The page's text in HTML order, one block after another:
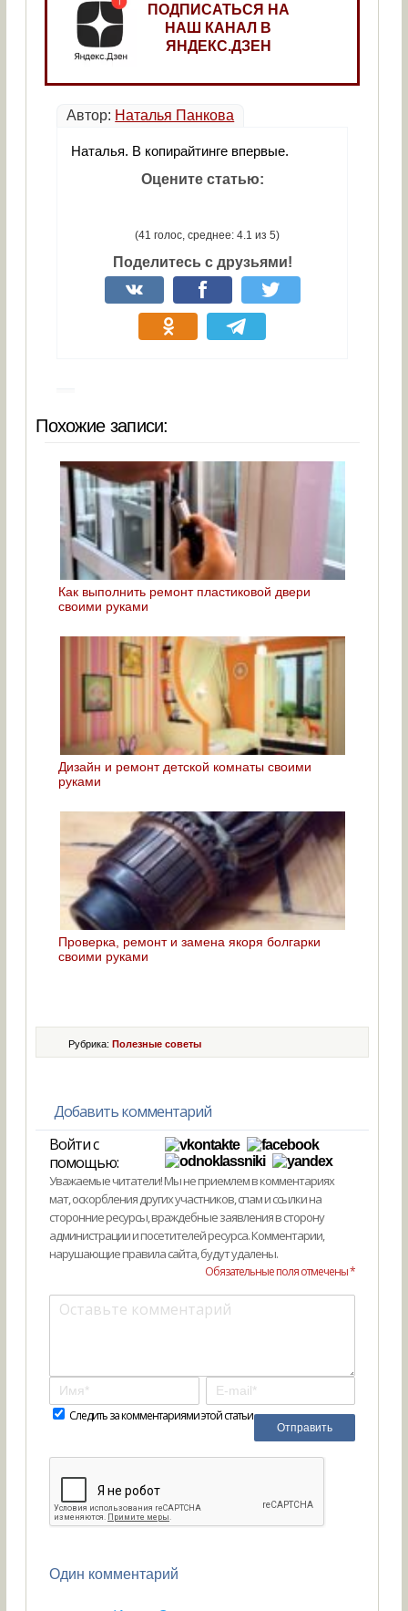
ПОДПИСАТЬСЯ НА
НАШ КАНАЛ В
ЯНДЕКС.ДЗЕН
Автор: Наталья Панкова
Наталья. В копирайтинге впервые.
Оцените статью:
(41 голос, среднее: 4.1 из 5)
Поделитесь с друзьями!
Похожие записи:
Как выполнить ремонт пластиковой двери
своими руками
Дизайн и ремонт детской комнаты своими
руками
Проверка, ремонт и замена якоря болгарки
своими руками
Рубрика: Полезные советы
Добавить комментарий
Войти с
помощью:
Уважаемые читатели! Мы не приемлем в комментариях
мат, оскорбления других участников, спам и ссылки на
сторонние ресурсы, враждебные заявления в сторону
администрации и посетителей ресурса. Комментарии,
нарушающие правила сайта, будут удалены.
Обязательные поля отмечены *
Следить за комментариями этой статьи
Один комментарий